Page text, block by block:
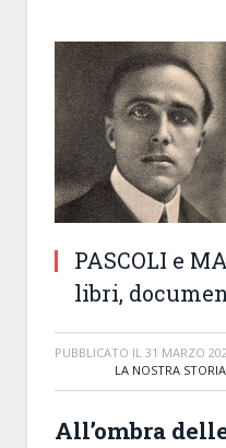
PASCOLI e
libri,
PUBBLICATO IL 31 MARZO
LA NOSTRA STORIA
All’ombra